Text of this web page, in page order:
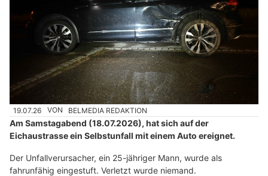
19.07.26 VON BELMEDIA REDAKTION
Am Samstagabend (18.07.2026), hat sich auf der
Eichaustrasse ein Selbstunfall mit einem Auto ereignet.
Der Unfallverursacher, ein 25-jähriger Mann, wurde als
fahrunfähig eingestuft. Verletzt wurde niemand.